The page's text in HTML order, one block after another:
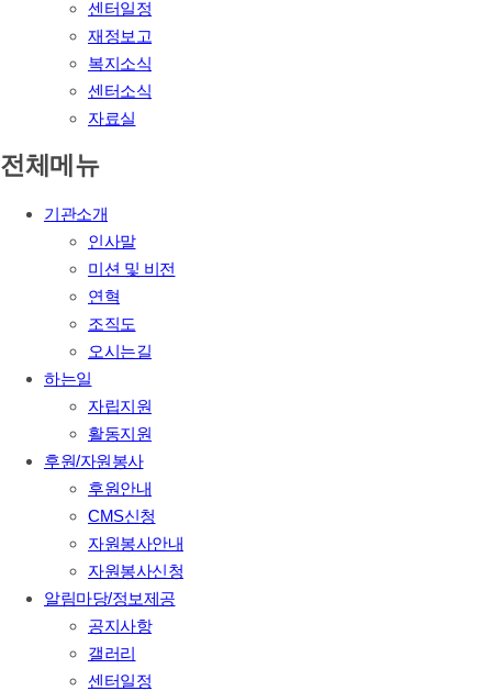
센터일정
재정보고
복지소식
센터소식
자료실
전체메뉴
기관소개
인사말
미션 및 비전
연혁
조직도
오시는길
하는일
자립지원
활동지원
후원/자원봉사
후원안내
CMS신청
자원봉사안내
자원봉사신청
알림마당/정보제공
공지사항
갤러리
센터일정